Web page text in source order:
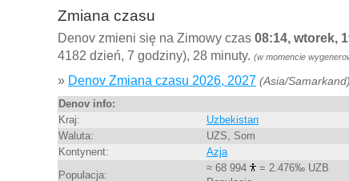
Zmiana czasu
Denov zmieni się na Zimowy czas 08:14, wtorek,
4182 dzień, 7 godziny), 28 minuty. (w momencie
» Denov Zmiana czasu 2026, 2027 (Asia/Samarkand)
Denov info:
Kraj:
Uzbekistan
Waluta:
UZS, Som
Kontynent:
Azja
Populacja:
≈ 68 994
= 2.476‰ UZB